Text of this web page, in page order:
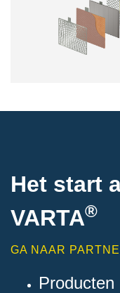
Het start
VARTA®
GA NAAR
Producten